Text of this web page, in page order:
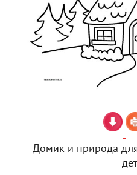
Домик и природа